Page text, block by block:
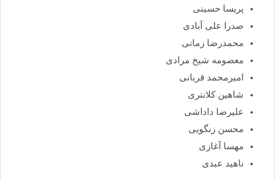
پریسا حسینی
صدرا علی آبادی
محمدرضا زمانی
معصومه شیخ مرادی
امیرمحمد قربانی
شاهین کلانتری
علیرضا داداشی
محسن زنگویی
مهسا آغازی
ناهید عبدی